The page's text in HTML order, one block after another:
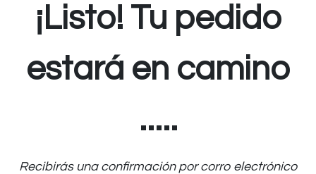
¡Listo! Tu pedido
estará en camino
.....
Recibirás una confirmación por corro electrónico